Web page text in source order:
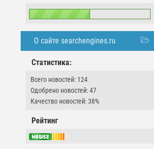
О сайте searchengines.ru
Статистика:
Всего новостей: 124
Одобрено новостей: 47
Качество новостей: 38%
Рейтинг